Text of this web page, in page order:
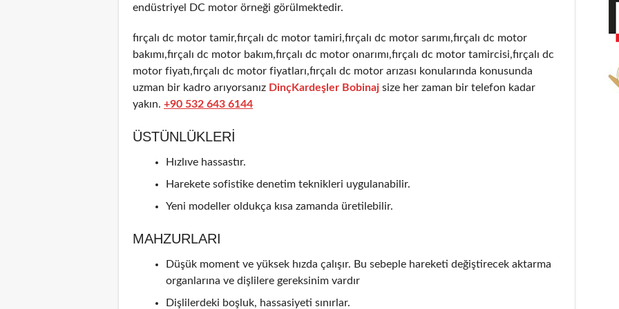
endüstriyel DC motor örneği görülmektedir.
fırçalı dc motor tamir,fırçalı dc motor tamiri,fırçalı dc motor sarımı,fırçalı dc motor
bakımı,fırçalı dc motor bakım,fırçalı dc motor onarımı,fırçalı dc motor tamircisi,fırçalı dc
motor fiyatı,fırçalı dc motor fiyatları,fırçalı dc motor arızası konularında konusunda
uzman bir kadro arıyorsanız DinçKardeşler Bobinaj size her zaman bir telefon kadar
yakın. +90 532 643 6144
ÜSTÜNLÜKLERI
Hızlıve hassastır.
Harekete sofistike denetim teknikleri uygulanabilir.
Yeni modeller oldukça kısa zamanda üretilebilir.
MAHZURLARI
Düşük moment ve yüksek hızda çalışır. Bu sebeple hareketi değiştirecek aktarma
organlarına ve dişlilere gereksinim vardır
Dişlilerdeki boşluk, hassasiyeti sınırlar.